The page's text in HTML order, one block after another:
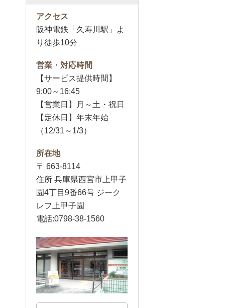
アクセス
阪神電鉄「久寿川駅」よ
り徒歩10分
営業・対応時間
【サービス提供時間】
9:00～16:45
【営業日】月～土・祝日
【定休日】年末年始
（12/31～1/3）
所在地
〒 663-8114
住所 兵庫県西宮市上甲子
園4丁目9番66号 ジーク
レフ上甲子園
電話:0798-38-1560